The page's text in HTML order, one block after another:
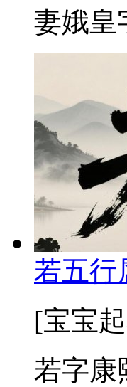
妻娥皇
若五行
[宝宝
若字康